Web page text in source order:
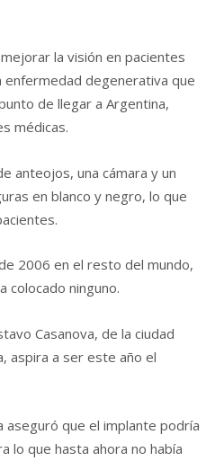
la visión en pacientes
degenerativa que
de llegar a Argentina,
médicas.
anteojos, una cámara y un
en blanco y negro, lo que
2006 en el resto del mundo,
colocado ninguno.
Casanova, de la ciudad
aspira a ser este año el
aseguró que el implante podría
lo que hasta ahora no había